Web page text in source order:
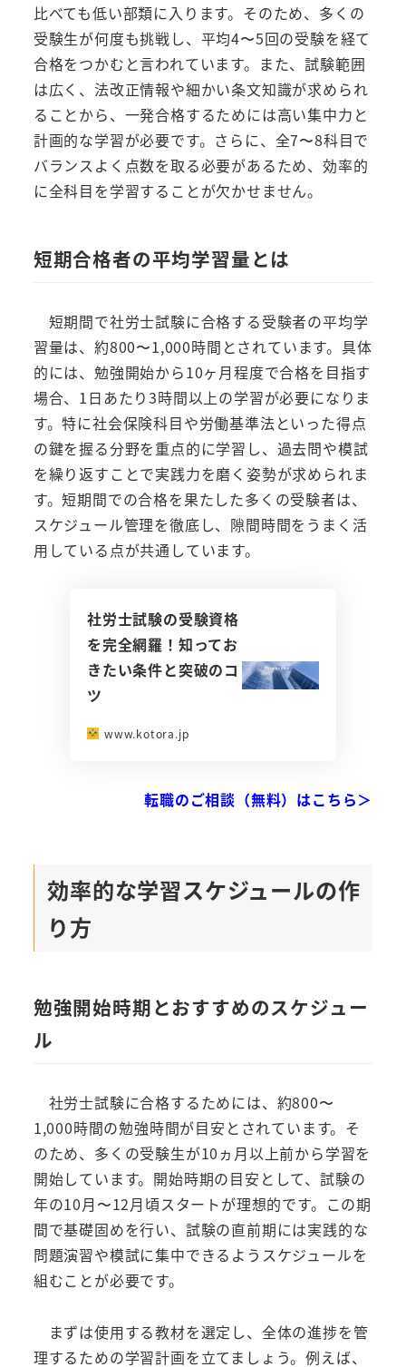
比べても低い部類に入ります。そのため、多くの
受験生が何度も挑戦し、平均4〜5回の受験を経て
合格をつかむと言われています。また、試験範囲
は広く、法改正情報や細かい条文知識が求められ
ることから、一発合格するためには高い集中力と
計画的な学習が必要です。さらに、全7〜8科目で
バランスよく点数を取る必要があるため、効率的
に全科目を学習することが欠かせません。
短期合格者の平均学習量とは
短期間で社労士試験に合格する受験者の平均学
習量は、約800〜1,000時間とされています。具体
的には、勉強開始から10ヶ月程度で合格を目指す
場合、1日あたり3時間以上の学習が必要になりま
す。特に社会保険科目や労働基準法といった得点
の鍵を握る分野を重点的に学習し、過去問や模試
を繰り返すことで実践力を磨く姿勢が求められま
す。短期間での合格を果たした多くの受験者は、
スケジュール管理を徹底し、隙間時間をうまく活
用している点が共通しています。
社労士試験の受験資格
を完全網羅！知ってお
きたい条件と突破のコ
ツ
www.kotora.jp
転職のご相談（無料）はこちら＞
効率的な学習スケジュールの作
り方
勉強開始時期とおすすめのスケジュー
ル
社労士試験に合格するためには、約800〜
1,000時間の勉強時間が目安とされています。そ
のため、多くの受験生が10ヵ月以上前から学習を
開始しています。開始時期の目安として、試験の
年の10月〜12月頃スタートが理想的です。この期
間で基礎固めを行い、試験の直前期には実践的な
問題演習や模試に集中できるようスケジュールを
組むことが必要です。
まずは使用する教材を選定し、全体の進捗を管
理するための学習計画を立てましょう。例えば、